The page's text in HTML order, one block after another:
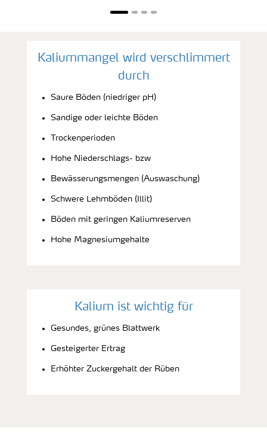
Kaliummangel wird verschlimmert
durch
Saure Böden (niedriger pH)
Sandige oder leichte Böden
Trockenperioden
Hohe Niederschlags- bzw
Bewässerungsmengen (Auswaschung)
Schwere Lehmböden (Illit)
Böden mit geringen Kaliumreserven
Hohe Magnesiumgehalte
Kalium ist wichtig für
Gesundes, grünes Blattwerk
Gesteigerter Ertrag
Erhöhter Zuckergehalt der Rüben